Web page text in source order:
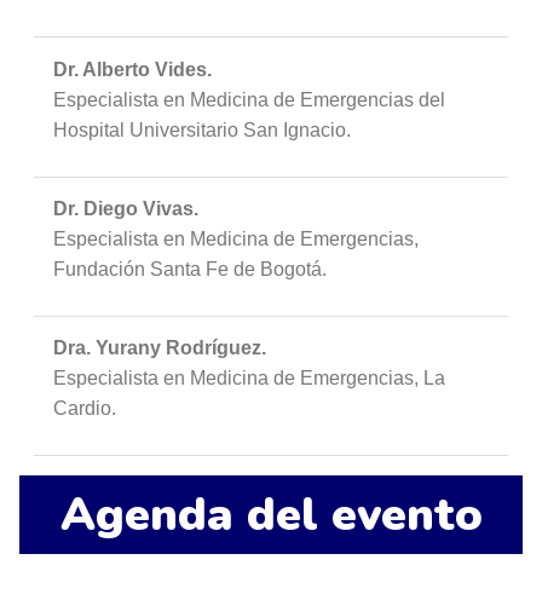
Dr. Alberto Vides.
Especialista en Medicina de Emergencias del
Hospital Universitario San Ignacio.
Dr. Diego Vivas.
Especialista en Medicina de Emergencias,
Fundación Santa Fe de Bogotá.
Dra. Yurany Rodríguez.
Especialista en Medicina de Emergencias, La
Cardio.
Agenda del evento